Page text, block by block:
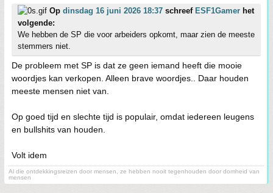
Op dinsdag 16 juni 2026 18:37 schreef ESF1Gamer het
volgende:
We hebben de SP die voor arbeiders opkomt, maar zien de meeste
stemmers niet.
De probleem met SP is dat ze geen iemand heeft die mooie
woordjes kan verkopen. Alleen brave woordjes.. Daar houden
meeste mensen niet van.
Op goed tijd en slechte tijd is populair, omdat iedereen leugens
en bullshits van houden.
Volt idem
Al die ontdekkingsreizen door mensen, ze hebben nooit tegenhouden door domheid van
mensen